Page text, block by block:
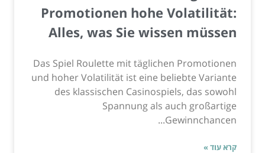
Promotionen hohe Volatilität:
Alles, was Sie wissen müssen
Das Spiel Roulette mit täglichen Promotionen
und hoher Volatilität ist eine beliebte Variante
des klassischen Casinospiels, das sowohl
Spannung als auch großartige
Gewinnchancen...
קרא עוד »